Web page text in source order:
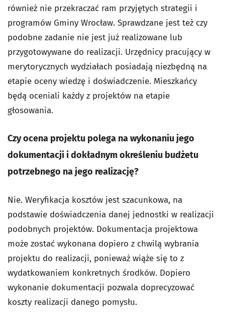
również nie przekraczać ram przyjętych strategii i
programów Gminy Wrocław. Sprawdzane jest też czy
podobne zadanie nie jest już realizowane lub
przygotowywane do realizacji. Urzędnicy pracujący w
merytorycznych wydziałach posiadają niezbędną na
etapie oceny wiedzę i doświadczenie. Mieszkańcy
będą oceniali każdy z projektów na etapie
głosowania.
Czy ocena projektu polega na wykonaniu jego
dokumentacji i dokładnym określeniu budżetu
potrzebnego na jego realizację?
Nie. Weryfikacja kosztów jest szacunkowa, na
podstawie doświadczenia danej jednostki w realizacji
podobnych projektów. Dokumentacja projektowa
może zostać wykonana dopiero z chwilą wybrania
projektu do realizacji, ponieważ wiąże się to z
wydatkowaniem konkretnych środków. Dopiero
wykonanie dokumentacji pozwala doprecyzować
koszty realizacji danego pomysłu.